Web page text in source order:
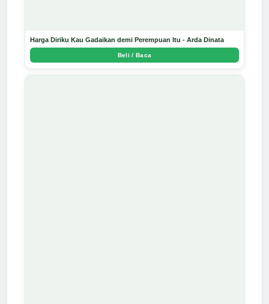
Harga Diriku Kau Gadaikan demi Perempuan Itu - Arda Dinata
Beli / Baca